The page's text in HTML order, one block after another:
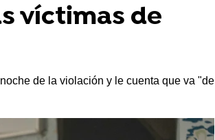
víctimas de
de la violación y le cuenta que va "de